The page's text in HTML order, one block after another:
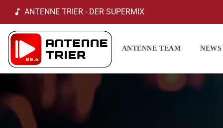
music_note ANTENNE TRIER - DER SUPERMIX
ANTENNE TEAM NEWS